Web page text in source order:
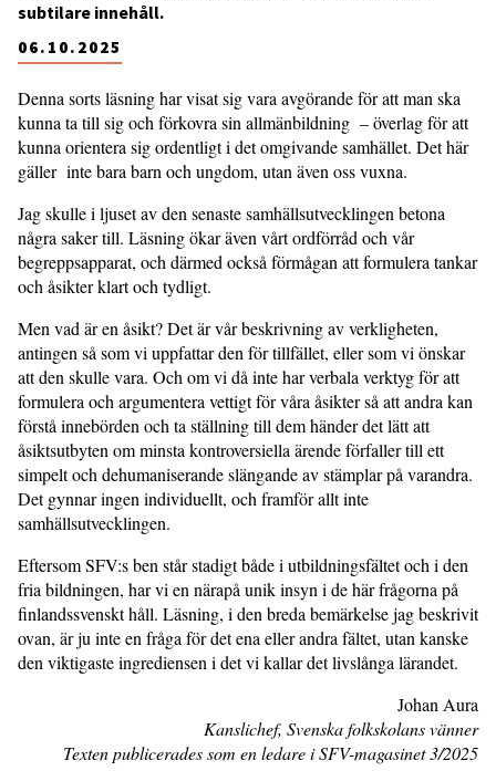
06.10.2025
subtilare innehåll.
Denna sorts läsning har visat sig vara avgörande för att man ska
kunna ta till sig och förkovra sin allmänbildning – överlag för att
kunna orientera sig ordentligt i det omgivande samhället. Det här
gäller inte bara barn och ungdom, utan även oss vuxna.
Jag skulle i ljuset av den senaste samhällsutvecklingen betona
några saker till. Läsning ökar även vårt ordförråd och vår
begreppsapparat, och därmed också förmågan att formulera tankar
och åsikter klart och tydligt.
Men vad är en åsikt? Det är vår beskrivning av verkligheten,
antingen så som vi uppfattar den för tillfället, eller som vi önskar
att den skulle vara. Och om vi då inte har verbala verktyg för att
formulera och argumentera vettigt för våra åsikter så att andra kan
förstå innebörden och ta ställning till dem händer det lätt att
åsiktsutbyten om minsta kontroversiella ärende förfaller till ett
simpelt och dehumaniserande slängande av stämplar på varandra.
Det gynnar ingen individuellt, och framför allt inte
samhällsutvecklingen.
Eftersom SFV:s ben står stadigt både i utbildningsfältet och i den
fria bildningen, har vi en närapå unik insyn i de här frågorna på
finlandssvenskt håll. Läsning, i den breda bemärkelse jag beskrivit
ovan, är ju inte en fråga för det ena eller andra fältet, utan kanske
den viktigaste ingrediensen i det vi kallar det livslånga lärandet.
Johan Aura
Kanslichef, Svenska folkskolans vänner
Texten publicerades som en ledare i SFV-magasinet 3/2025